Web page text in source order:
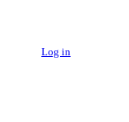
Log in